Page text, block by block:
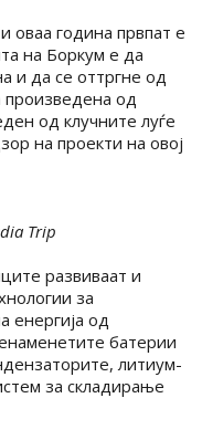
оваа година првпат е
на Боркум е да
и да се оттргне од
произведена од
од клучните луѓе
на проекти на овој
Trip
развиваат и
за
енергија од
батерии
литиум-
за складирање